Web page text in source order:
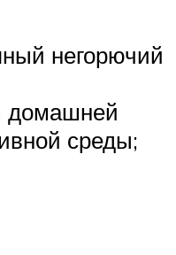
негорючий
домашней
среды;